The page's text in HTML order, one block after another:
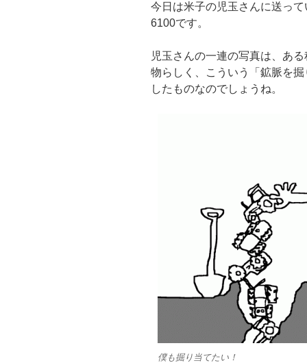
今日は米子の児玉さんに送っ
6100です。
児玉さんの一連の写真は、あ
物らしく、こういう「鉱脈を
したものなのでしょうね。
僕も掘り当てたい！